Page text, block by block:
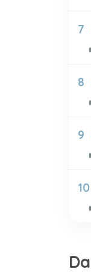
7
8
9
10